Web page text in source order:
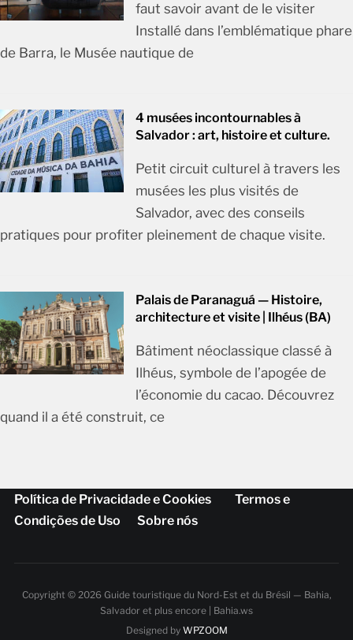
faut savoir avant de le visiter
Installé dans l’emblématique phare
de Barra, le Musée nautique de
4 musées incontournables à
Salvador : art, histoire et culture.
Petit circuit culturel à travers les
musées les plus visités de
Salvador, avec des conseils
pratiques pour profiter pleinement de chaque visite.
Palais de Paranaguá — Histoire,
architecture et visite | Ilhéus (BA)
Bâtiment néoclassique classé à
Ilhéus, symbole de l’apogée de
l’économie du cacao. Découvrez
quand il a été construit, ce
Política de Privacidade e Cookies
Termos e
Condições de Uso
Sobre nós
Copyright © 2026 Guide touristique du Nord-Est et du Brésil — Bahia,
Salvador et plus encore | Bahia.ws
Designed by WPZOOM